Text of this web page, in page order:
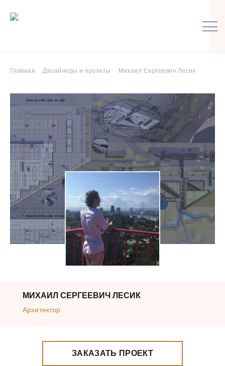
Главная Дизайнеры и проекты Михаил Сергеевич Лесик
МИХАИЛ СЕРГЕЕВИЧ ЛЕСИК
Архитектор
ЗАКАЗАТЬ ПРОЕКТ